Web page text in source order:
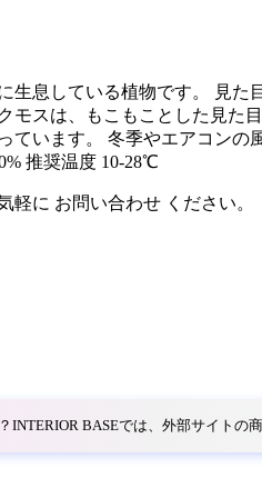
生息している植物です。 見
モスは、もこもことした見
ています。 冬季やエアコン
推奨温度 10-28℃
軽に お問い合わせ ください。
INTERIOR BASEでは、外部サイトの